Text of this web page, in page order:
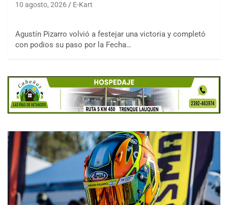
10 agosto, 2026 E-Kart
Agustín Pizarro volvió a festejar una victoria y completó
con podios su paso por la Fecha…